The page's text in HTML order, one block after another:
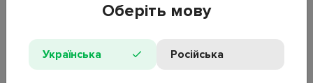
Высота: 13,3 см
Особенности: легкий, износостойкий
Цвет: прозрачный бежевый
Оберіть мову
Українська Російська